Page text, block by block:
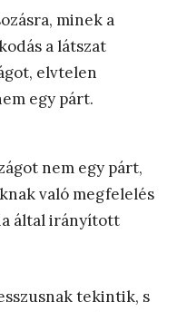
minek a
a látszat
elvtelen
egy párt.
nem egy párt,
való megfelelés
által irányított
tekintik, s